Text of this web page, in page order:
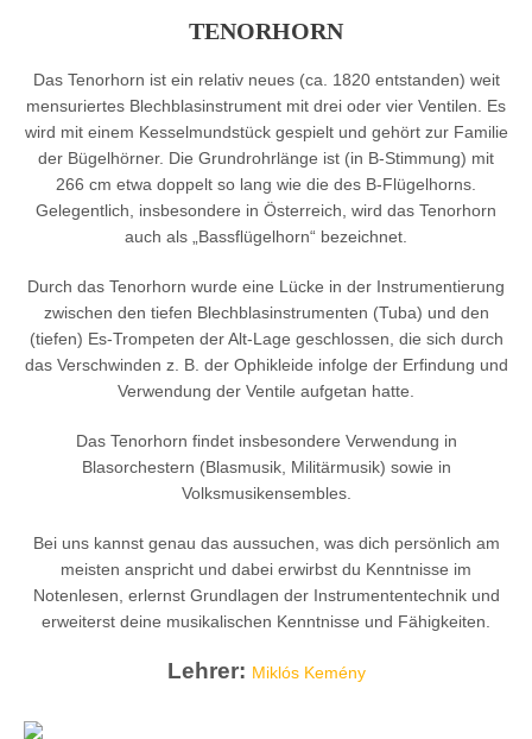
TENORHORN
Das Tenorhorn ist ein relativ neues (ca. 1820 entstanden) weit
mensuriertes Blechblasinstrument mit drei oder vier Ventilen. Es
wird mit einem Kesselmundstück gespielt und gehört zur Familie
der Bügelhörner. Die Grundrohrlänge ist (in B-Stimmung) mit
266 cm etwa doppelt so lang wie die des B-Flügelhorns.
Gelegentlich, insbesondere in Österreich, wird das Tenorhorn
auch als „Bassflügelhorn“ bezeichnet.
Durch das Tenorhorn wurde eine Lücke in der Instrumentierung
zwischen den tiefen Blechblasinstrumenten (Tuba) und den
(tiefen) Es-Trompeten der Alt-Lage geschlossen, die sich durch
das Verschwinden z. B. der Ophikleide infolge der Erfindung und
Verwendung der Ventile aufgetan hatte.
Das Tenorhorn findet insbesondere Verwendung in
Blasorchestern (Blasmusik, Militärmusik) sowie in
Volksmusikensembles.
Bei uns kannst genau das aussuchen, was dich persönlich am
meisten anspricht und dabei erwirbst du Kenntnisse im
Notenlesen, erlernst Grundlagen der Instrumententechnik und
erweiterst deine musikalischen Kenntnisse und Fähigkeiten.
Lehrer: Miklós Kemény